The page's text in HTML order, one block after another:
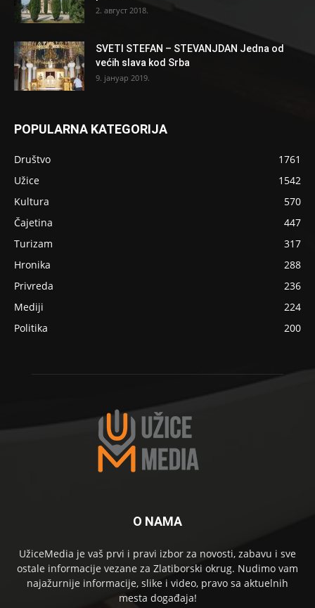
2. август 2018.
SVETI STEFAN – STEVANJDAN Jedna od
većih slava kod Srba
9. јануар 2019.
POPULARNA KATEGORIJA
Društvo
1761
Užice
1542
Kultura
570
Čajetina
447
Turizam
317
Hronika
288
Privreda
236
Mediji
224
Politika
200
O NAMA
UžiceMedia je vaš prvi i pravi izbor za novosti, zabavu i sve
ostale informacije vezane za Zlatiborski okrug. Nudimo vam
najažurnije informacije, slike i video, pravo sa aktuelnih
mesta događaja!